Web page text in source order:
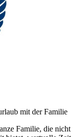
mit der Familie
Familie, die nicht